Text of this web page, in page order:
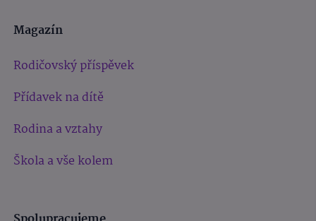
Magazín
Rodičovský příspěvek
Přídavek na dítě
Rodina a vztahy
Škola a vše kolem